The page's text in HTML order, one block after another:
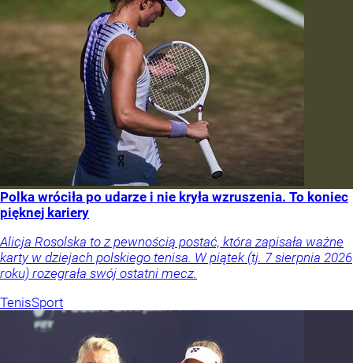
Polka wróciła po udarze i nie kryła wzruszenia. To koniec
pięknej kariery
Alicja Rosolska to z pewnością postać, która zapisała ważne
karty w dziejach polskiego tenisa. W piątek (tj. 7 sierpnia 2026
roku) rozegrała swój ostatni mecz.
TenisSport